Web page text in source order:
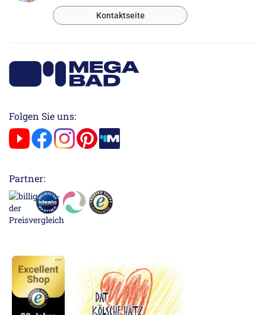
Kontaktseite
Folgen Sie uns:
Partner: